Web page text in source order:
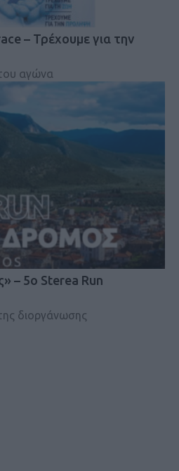
– Τρέχουμε για την
αγώνα
– 5o Sterea Run
διοργάνωσης